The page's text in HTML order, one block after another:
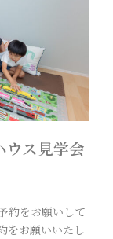
ウス見学会
約をお願いして
をお願いいたし